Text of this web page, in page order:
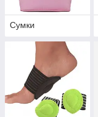
Сумки